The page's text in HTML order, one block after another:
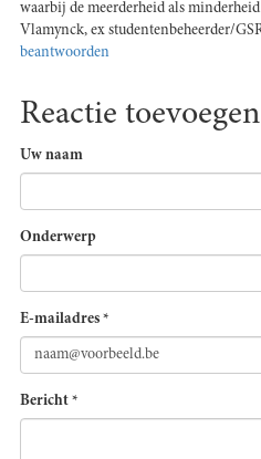
waarbij de meerderheid als
Vlamynck, ex studentenbeheerder/
beantwoorden
Reactie toevoegen
Uw naam
Onderwerp
E-mailadres *
Bericht *